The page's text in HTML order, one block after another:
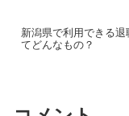
新潟県で利用できる退
てどんなもの？